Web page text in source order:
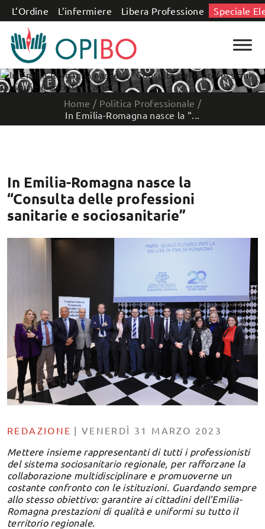
Salta al contenuto
L’Ordine L’infermiere Libera Professione Speciale
Home / Politica Professionale /
In Emilia-Romagna nasce la “...
In Emilia-Romagna nasce la
“Consulta delle professioni
sanitarie e sociosanitarie”
REDAZIONE | VENERDÌ 31 MARZO 2023
Mettere insieme rappresentanti di tutti i professionisti
del sistema sociosanitario regionale, per rafforzane la
collaborazione multidisciplinare e promuoverne un
costante confronto con le istituzioni. Guardando sempre
allo stesso obiettivo: garantire ai cittadini dell’Emilia-
Romagna prestazioni di qualità e uniformi su tutto il
territorio regionale.